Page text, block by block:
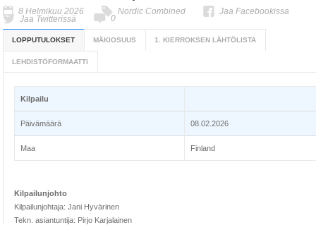
8 Helmikuu 2026 Nordic Combined Jaa Facebookissa
Jaa Twitterissä 0
LOPPUTULOKSET MÄKIOSUUS 1. KIERROKSEN LÄHTÖLISTA
LEHDISTÖFORMAATTI
Kilpailu
Päivämäärä 08.02.2026
Maa Finland
Kilpailunjohto
Kilpailunjohtaja: Jani Hyvärinen
Tekn. asiantuntija: Pirjo Karjalainen